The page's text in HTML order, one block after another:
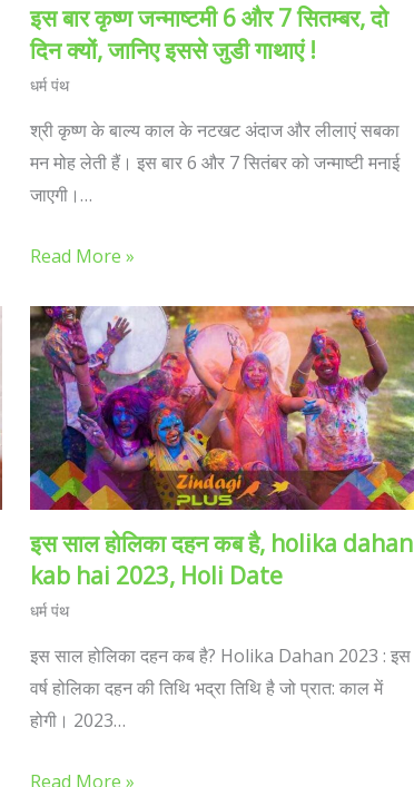
इस बार कृष्ण जन्माष्टमी 6 और 7 सितम्बर, दो
दिन क्यों, जानिए इससे जुडी गाथाएं !
धर्म पंथ
श्री कृष्ण के बाल्य काल के नटखट अंदाज और लीलाएं सबका
मन मोह लेती हैं। इस बार 6 और 7 सितंबर को जन्माष्टी मनाई
जाएगी।…
Read More »
इस साल होलिका दहन कब है, holika dahan
kab hai 2023, Holi Date
धर्म पंथ
इस साल होलिका दहन कब है? Holika Dahan 2023 : इस
वर्ष होलिका दहन की तिथि भद्रा तिथि है जो प्रात: काल में
होगी। 2023…
Read More »